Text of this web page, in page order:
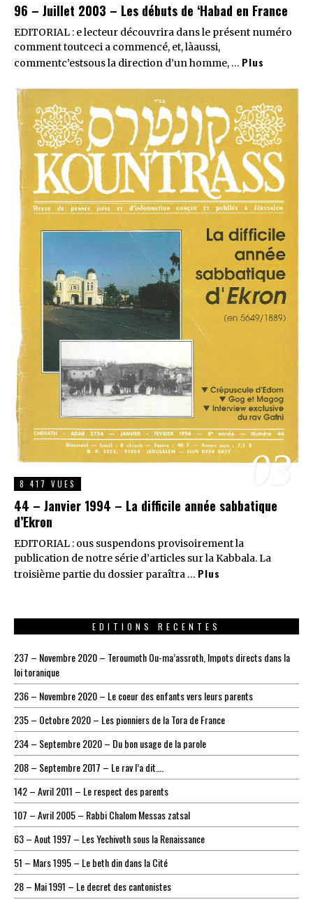
96 – Juillet 2003 – Les débuts de ‘Habad en France
EDITORIAL : e lecteur découvrira dans le présent numéro
comment toutceci a commencé, et, làaussi,
commentc’estsous la direction d’un homme, … Plus
8 417 VUES 03
44 – Janvier 1994 – La difficile année sabbatique
d’Ekron
EDITORIAL : ous suspendons provisoirement la
publication de notre série d’articles sur la Kabbala. La
troisième partie du dossier paraîtra … Plus
EDITIONS RECENTES
237 – Novembre 2020 – Teroumoth Ou-ma’assroth, Impots directs dans la
loi toranique
236 – Novembre 2020 – Le coeur des enfants vers leurs parents
235 – Octobre 2020 – Les pionniers de la Tora de France
234 – Septembre 2020 – Du bon usage de la parole
208 – Septembre 2017 – Le rav l’a dit….
142 – Avril 2011 – Le respect des parents
107 – Avril 2005 – Rabbi Chalom Messas zatsal
63 – Aout 1997 – Les Yechivoth sous la Renaissance
51 – Mars 1995 – Le beth din dans la Cité
28 – Mai 1991 – Le decret des cantonistes